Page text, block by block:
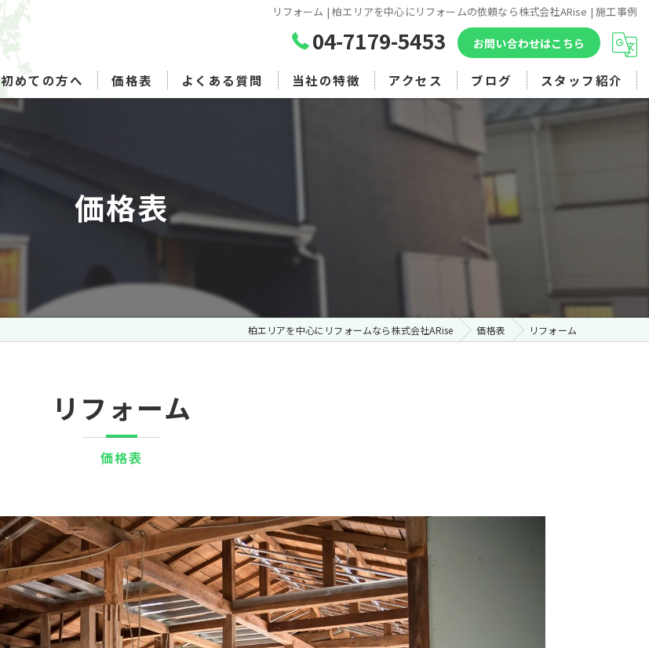
リフォーム | 柏エリアを中心にリフォームの依頼なら株式会社ARise | 施工事例
04-7179-5453 お問い合わせはこちら
初めての方へ 価格表 よくある質問 当社の特徴
外壁塗装
アクセス ブログ スタッフ紹介
価格表
柏エリアを中心にリフォームなら株式会社ARise 価格表 リフォーム
価格表
リフォーム